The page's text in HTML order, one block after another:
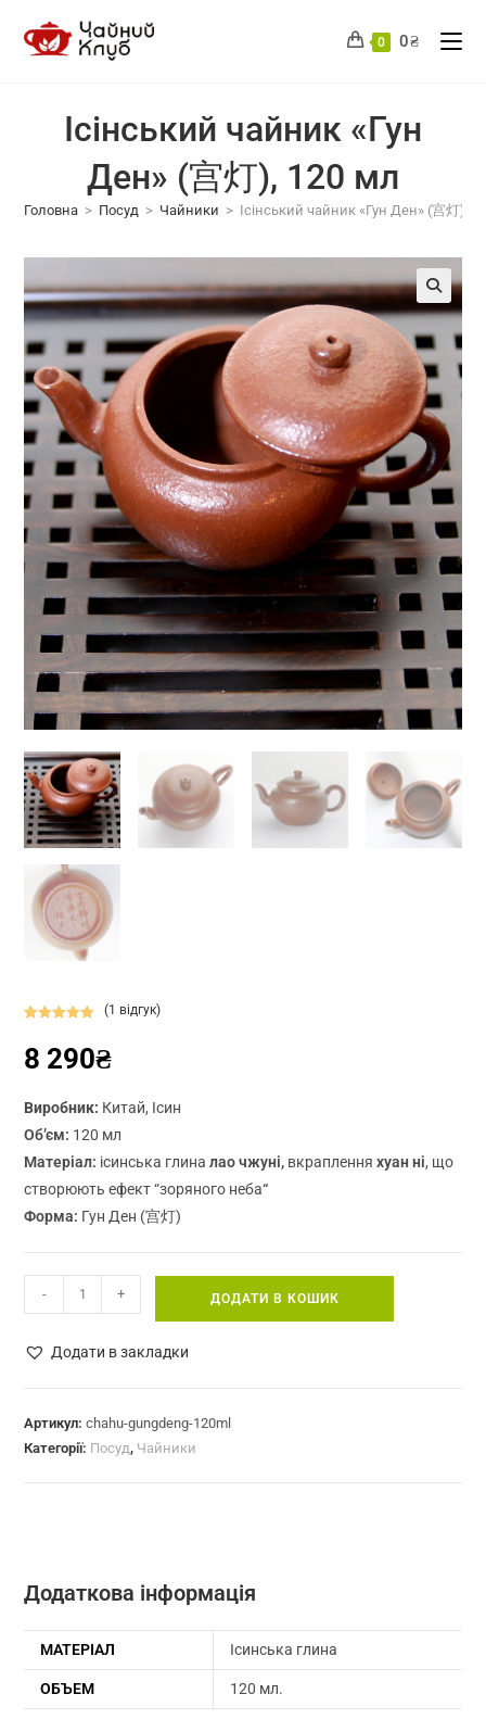
0 0₴
Ісінський чайник «Гун
Ден» (宫灯), 120 мл
Головна > Посуд > Чайники > Ісінський чайник «Гун Ден» (宫灯),
🔍
5.00 з 5 на
основі
покупця
(1 відгук)
8 290₴
Виробник: Китай, Ісин
Об’єм: 120 мл
Матеріал: ісинська глиналао чжуні, вкрапленняхуан ні, що
створюють ефект “зоряного неба“
Форма: Гун Ден (宫灯)
Ісінський
чайник
«Гун
灯),
120
- + ДОДАТИ В КОШИК
Додати в закладки
Артикул:chahu-gungdeng-120ml
Категорії: Посуд, Чайники
Додаткова інформація
МАТЕРІАЛ Iсинська глина
ОБЪЕМ 120 мл.